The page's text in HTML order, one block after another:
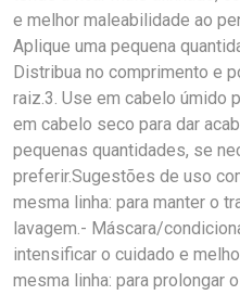
e melhor maleabilidade ao
Aplique uma pequena
Distribua no comprimento e
raiz.3. Use em cabelo úmido
em cabelo seco para dar
pequenas quantidades, se
preferir.Sugestões de uso
mesma linha: para manter o
lavagem.- Máscara/
intensificar o cuidado e
mesma linha: para prolongar